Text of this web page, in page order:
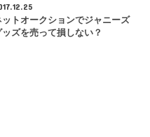
ットオークションでジャニーズ
ッズを売って損しない？